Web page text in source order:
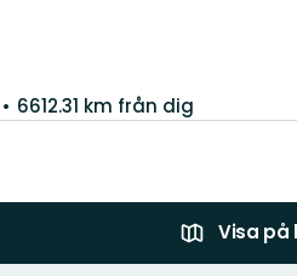
6612.31 km från dig
Visa på